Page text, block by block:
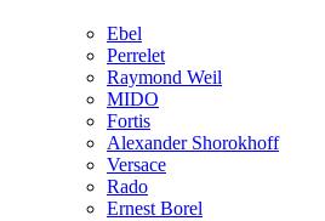
Ebel
Perrelet
Raymond Weil
MIDO
Fortis
Alexander Shorokhoff
Versace
Rado
Ernest Borel